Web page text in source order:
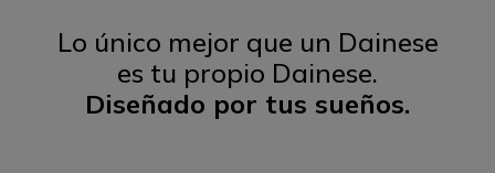
Lo único mejor que un Dainese
es tu propio Dainese.
Diseñado por tus sueños.